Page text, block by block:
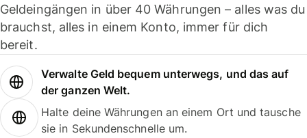
Geldeingängen in über 40 Währungen – alles was du
brauchst, alles in einem Konto, immer für dich
bereit.
Verwalte Geld bequem unterwegs, und das auf
der ganzen Welt.
Halte deine Währungen an einem Ort und tausche
sie in Sekundenschnelle um.